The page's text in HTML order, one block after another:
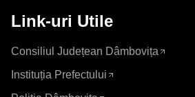
Link-uri Utile
Consiliul Județean Dâmbovița
Instituția Prefectului